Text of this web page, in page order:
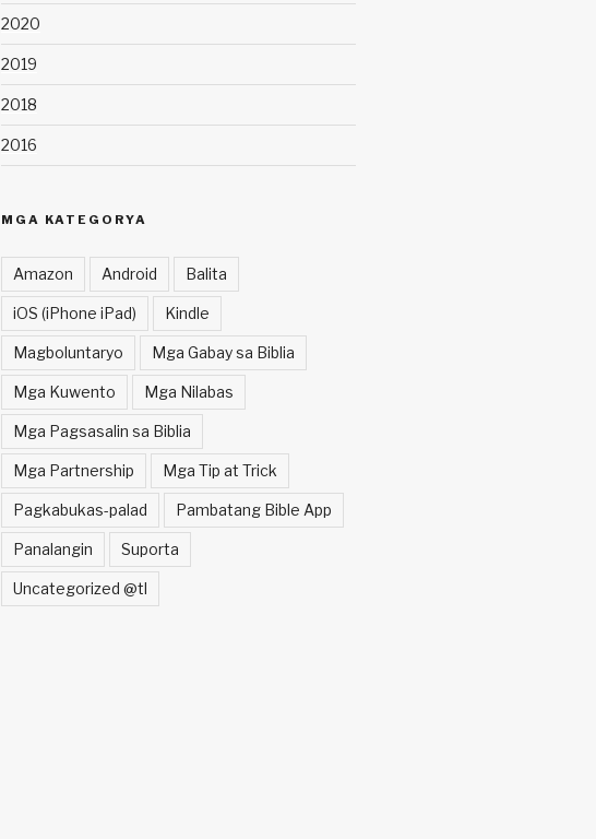
2020
2019
2018
2016
MGA KATEGORYA
Amazon Android Balita
iOS (iPhone iPad) Kindle
Magboluntaryo Mga Gabay sa Biblia
Mga Kuwento Mga Nilabas
Mga Pagsasalin sa Biblia
Mga Partnership Mga Tip at Trick
Pagkabukas-palad Pambatang Bible App
Panalangin Suporta
Uncategorized @tl